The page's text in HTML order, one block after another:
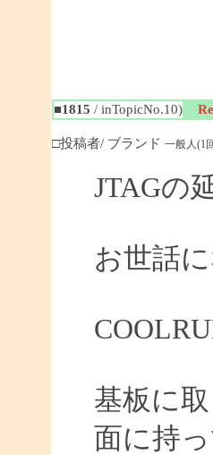
■1815 / inTopicNo.10)
□投稿者/ ブランド 一般人(1
JTAGの
お世話
基板に
面に持